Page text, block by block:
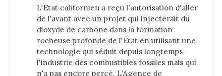
L'Etat californien a reçu l'autorisation d'aller
de l'avant avec un projet qui injecterait du
dioxyde de carbone dans la formation
rocheuse profonde de l'État en utilisant une
technologie qui séduit depuis longtemps
l'industrie des combustibles fossiles mais qui
n'a pas encore percé. L'Agence de